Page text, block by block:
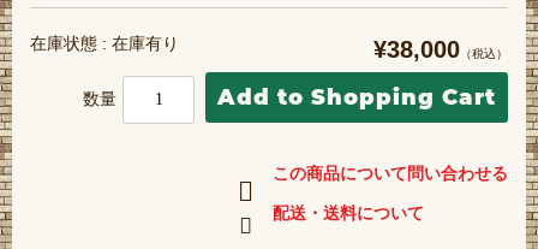
在庫状態 : 在庫有り ¥38,000 （税込）
数量
この商品について問い合わせる
配送・送料について